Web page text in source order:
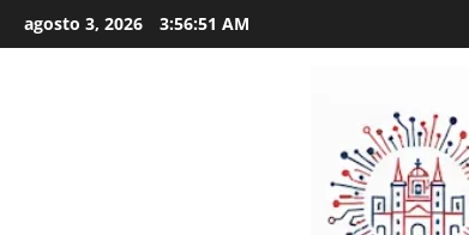
Skip
to
agosto 3, 2026 3:56:52 AM